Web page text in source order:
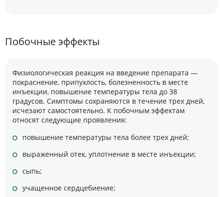
Побочные эффекты
Физиологическая реакция на введение препарата —
покраснение, припухлость, болезненность в месте
инъекции, повышение температуры тела до 38
градусов. Симптомы сохраняются в течение трех дней,
исчезают самостоятельно. К побочным эффектам
относят следующие проявления:
повышение температуры тела более трех дней;
выраженный отек, уплотнение в месте инъекции;
сыпь;
учащенное сердцебиение;